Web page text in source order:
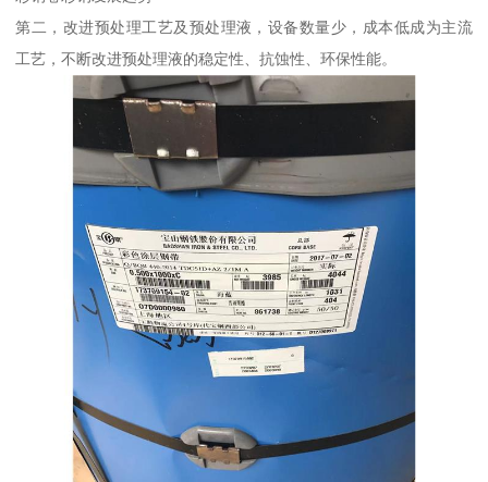
第二，改进预处理工艺及预处理液，设备数量少，成本低成为主流
工艺，不断改进预处理液的稳定性、抗蚀性、环保性能。